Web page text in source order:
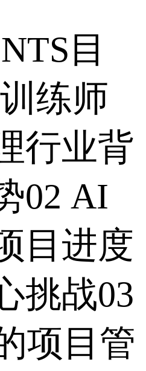
目
练师
行业背
02 AI
目进度
挑战03
项目管